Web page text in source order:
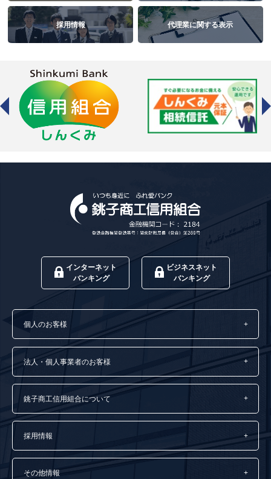
採用情報 代理業に関する表示
インターネット
バンキング
ビジネスネット
バンキング
個人のお客様
法人・個人事業者のお客様
銚子商工信用組合について
採用情報
その他情報